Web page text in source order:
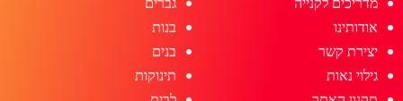
מדריכים לקנייה
אודותינו
יצירת קשר
גילוי נאות
גברים
בנות
בנים
תינוקות